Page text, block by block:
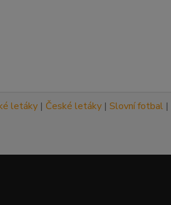
letáky | České letáky | Slovní fotbal |